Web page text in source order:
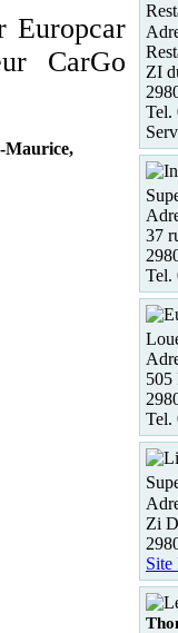
Europcar
CarGo
Maurice,
ZI
Tel.
37
Tel.
Tel.
Zi
Site